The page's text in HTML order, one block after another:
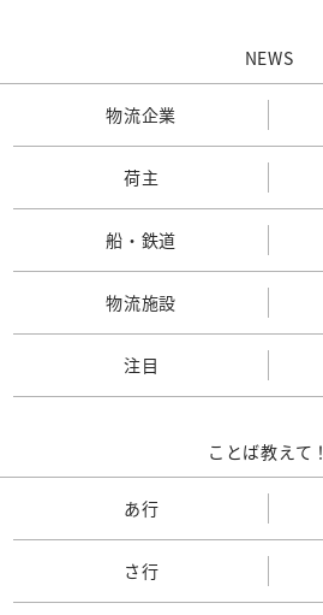
NEWS
物流企業
荷主
船・鉄道
物流施設
注目
ことば教えて！
あ行
さ行